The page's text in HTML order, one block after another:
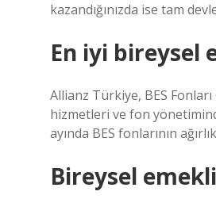
kazandığınızda ise tam
En iyi bireysel
Allianz Türkiye, BES
hizmetleri ve fon
ayında BES fonlarının
Bireysel